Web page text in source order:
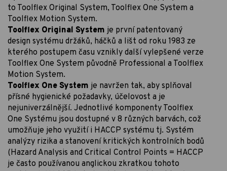
to Toolflex Original System, Toolflex One System a
Toolflex Motion System.
Toolflex Original System je první patentovaný
design systému držáků, háčků a lišt od roku 1983 ze
kterého postupem času vznikly další vylepšené verze
Toolflex One System původně Professional a Toolflex
Motion System.
Toolflex One System je navržen tak, aby splňoval
přísné hygienické požadavky, účelovost a je
nejuniverzálnější. Jednotlivé komponenty Toolflex
One Systému jsou dostupné v 8 různých barvách, což
umožňuje jeho využití i HACCP systému tj. Systém
analýzy rizika a stanovení kritických kontrolních bodů
(Hazard Analysis and Critical Control Points = HACCP
je často používanou anglickou zkratkou tohoto